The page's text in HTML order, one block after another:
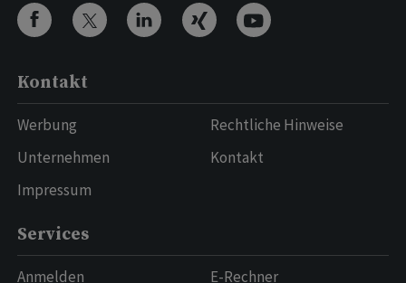
Kontakt
Werbung
Unternehmen
Impressum
Rechtliche Hinweise
Kontakt
Services
Anmelden
E-Rechner